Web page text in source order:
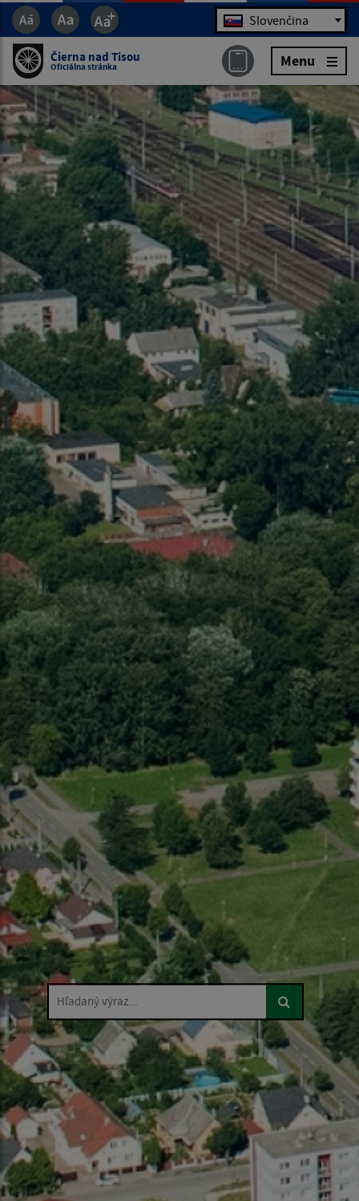
Jazyk Slovenčina
Čierna nad Tisou
Oficiálna stránka Menu
Hľadaný výraz...